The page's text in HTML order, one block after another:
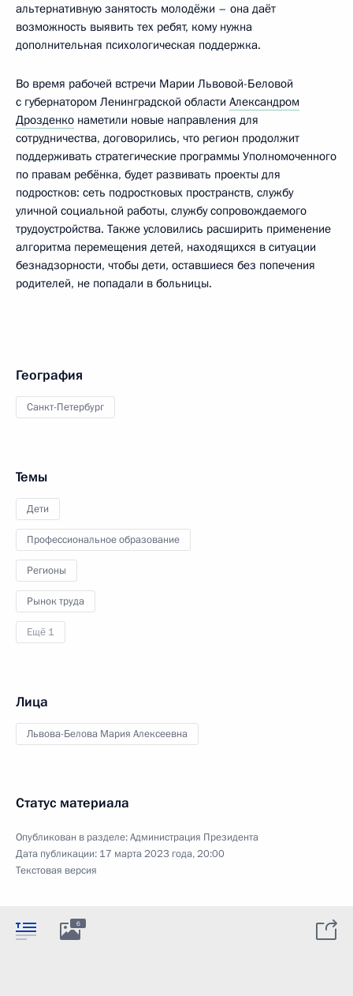
альтернативную занятость молодёжи – она даёт
возможность выявить тех ребят, кому нужна
дополнительная психологическая поддержка.
Во время рабочей встречи Марии Львовой-Беловой
с губернатором Ленинградской области Александром
Дрозденко наметили новые направления для
сотрудничества, договорились, что регион продолжит
поддерживать стратегические программы Уполномоченного
по правам ребёнка, будет развивать проекты для
подростков: сеть подростковых пространств, службу
уличной социальной работы, службу сопровождаемого
трудоустройства. Также условились расширить применение
алгоритма перемещения детей, находящихся в ситуации
безнадзорности, чтобы дети, оставшиеся без попечения
родителей, не попадали в больницы.
География
Санкт-Петербург
Темы
Дети
Профессиональное образование
Регионы
Рынок труда
Ещё 1
Лица
Львова-Белова Мария Алексеевна
Статус материала
Опубликован в разделе:Администрация Президента
Дата публикации: 17 марта 2023 года, 20:00
Текстовая версия
6